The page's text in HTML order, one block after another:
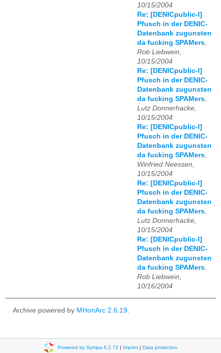
10/15/2004
Re: [DENICpublic-l]
Pfusch in der DENIC-
Datenbank zugunsten
da fucking SPAMers
Rob Liebwein,
10/15/2004
Re: [DENICpublic-l]
Pfusch in der DENIC-
Datenbank zugunsten
da fucking SPAMers
Lutz Donnerhacke,
10/15/2004
Re: [DENICpublic-l]
Pfusch in der DENIC-
Datenbank zugunsten
da fucking SPAMers
Winfried Neessen,
10/15/2004
Re: [DENICpublic-l]
Pfusch in der DENIC-
Datenbank zugunsten
da fucking SPAMers
Lutz Donnerhacke,
10/15/2004
Re: [DENICpublic-l]
Pfusch in der DENIC-
Datenbank zugunsten
da fucking SPAMers
Rob Liebwein,
10/16/2004
Archive powered by MHonArc 2.6.19.
Powered by Sympa 6.2.72 | Imprint| Data protection